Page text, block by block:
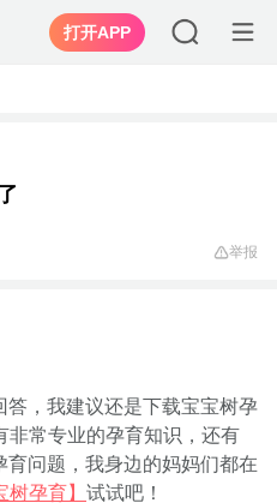
打开APP
举报
，我建议还是下载宝宝树孕
非常专业的孕育知识，还有
问题，我身边的妈妈们都在
孕育】 试试吧！